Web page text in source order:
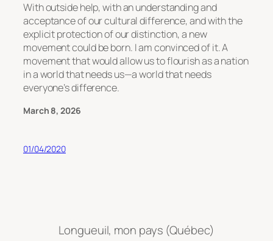
With outside help, with an understanding and
acceptance of our cultural difference, and with the
explicit protection of our distinction, a new
movement could be born. I am convinced of it. A
movement that would allow us to flourish as a nation
in a world that needs us—a world that needs
everyone’s difference.
March 8, 2026
01/04/2020
Longueuil, mon pays (Québec)